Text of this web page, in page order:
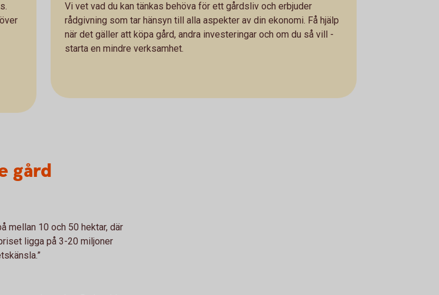
Vi vet vad du kan tänkas behöva för ett gårdsliv och erbjuder
rådgivning som tar hänsyn till alla aspekter av din ekonomi. Få hjälp
när det gäller att köpa gård, andra investeringar och om du så vill -
starta en mindre verksamhet.
gård
mellan 10 och 50 hektar, där
ligga på 3-20 miljoner